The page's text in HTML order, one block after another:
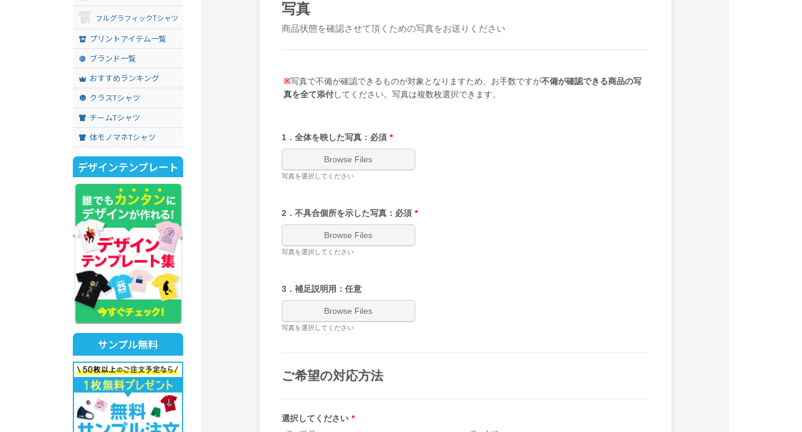
フルグラフィックTシャツ
プリントアイテム一覧
ブランド一覧
おすすめランキング
クラスTシャツ
チームTシャツ
体モノマネTシャツ
デザインテンプレート
サンプル無料